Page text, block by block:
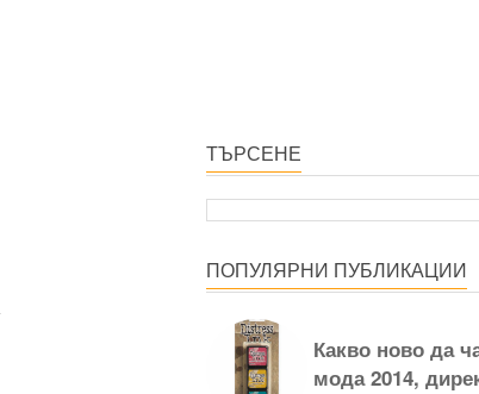
ТЪРСЕНЕ
ПОПУЛЯРНИ ПУБЛИКАЦИИ
Какво ново да
мода 2014,